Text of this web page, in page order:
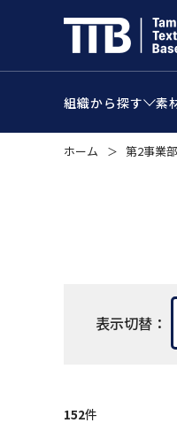
組織から探す 素
ホーム ＞ 第2事業
表示切替：
152件